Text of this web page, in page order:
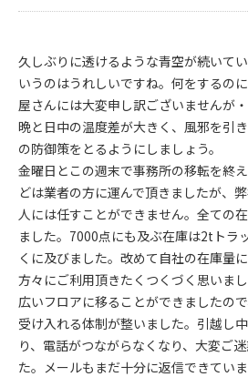
久しぶりに透けるような青空が続いて
いうのはうれしいですね。何をするの
屋さんには大変申し訳ございませんが
晩と日中の温度差が大きく、風邪を引
の防御策をとるようにしましょう。
金曜日とこの週末で事務所の移転を終
どは業者の方に運んで頂きましたが、
人には任すことができません。全ての
ました。7000点にも及ぶ在庫は2tトラ
くに及びました。改めて自社の在庫量
方々にご利用頂きたくつくづく思いま
広いフロアに移ることができましたの
受け入れる体制が整いました。引越し
り、電話がつながらなくなり、大変ご
た。メールもまだ十分に返信できてい